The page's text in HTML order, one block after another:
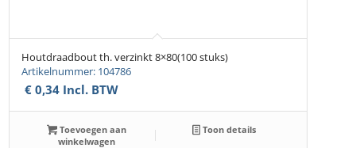
Houtdraadbout th. verzinkt 8×80(100 stuks)
Artikelnummer: 104786
€ 0,34 Incl. BTW
Toevoegen aan
winkelwagen
Toon details